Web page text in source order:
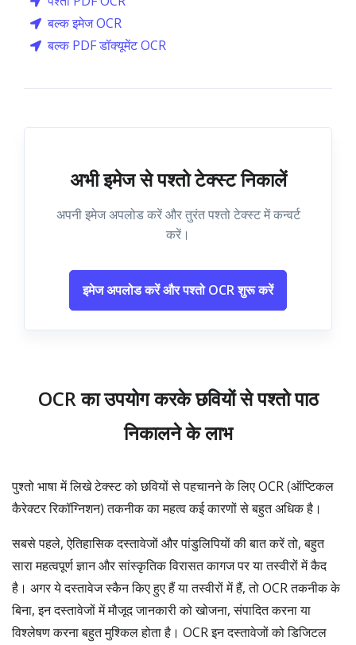
बल्क इमेज OCR
बल्क PDF डॉक्यूमेंट OCR
अभी इमेज से पश्तो टेक्स्ट निकालें
अपनी इमेज अपलोड करें और तुरंत पश्तो टेक्स्ट में कन्वर्ट
करें।
इमेज अपलोड करें और पश्तो OCR शुरू करें
OCR का उपयोग करके छवियों से पश्तो पाठ
निकालने के लाभ
पुश्तो भाषा में लिखे टेक्स्ट को छवियों से पहचानने के लिए OCR (ऑप्टिकल
कैरेक्टर रिकॉग्निशन) तकनीक का महत्व कई कारणों से बहुत अधिक है।
सबसे पहले, ऐतिहासिक दस्तावेजों और पांडुलिपियों की बात करें तो, बहुत
सारा महत्वपूर्ण ज्ञान और सांस्कृतिक विरासत कागज पर या तस्वीरों में कैद
है। अगर ये दस्तावेज स्कैन किए हुए हैं या तस्वीरों में हैं, तो OCR तकनीक के
बिना, इन दस्तावेजों में मौजूद जानकारी को खोजना, संपादित करना या
विश्लेषण करना बहुत मुश्किल होता है। OCR इन दस्तावेजों को डिजिटल